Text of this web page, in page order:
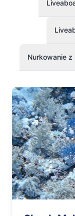
Nurkowanie z